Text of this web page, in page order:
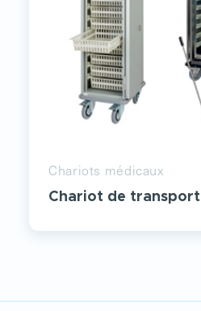
Chariots médicaux
Chariot de transport